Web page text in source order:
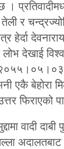
।
र
हेर्दा
देखाई
एकै बेहोरा
फिराएको
वादी